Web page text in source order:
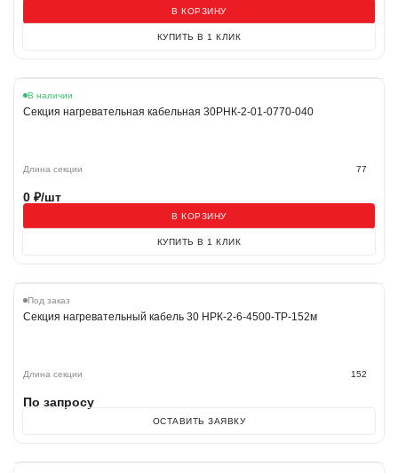
В КОРЗИНУ
КУПИТЬ В 1 КЛИК
В наличии
Секция нагревательная кабельная 30РНК-2-01-0770-040
Длина секции 77
0 ₽/шт
В КОРЗИНУ
КУПИТЬ В 1 КЛИК
Под заказ
Секция нагревательный кабель 30 НРК-2-6-4500-ТР-152м
Длина секции 152
По запросу
ОСТАВИТЬ ЗАЯВКУ